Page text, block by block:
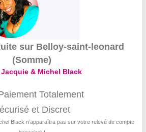
sur Belloy-saint-leonard
(Somme)
Jacquie & Michel Black
Totalement
et Discret
Black n’apparaîtra pas sur votre relevé de compte